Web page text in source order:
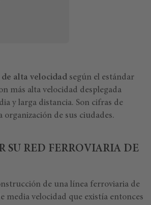
alta velocidad según el estándar
más alta velocidad desplegada
y larga distancia. Son cifras de
de sus ciudades.
SU RED FERROVIARIA DE
de una línea ferroviaria de
media velocidad que existía entonces